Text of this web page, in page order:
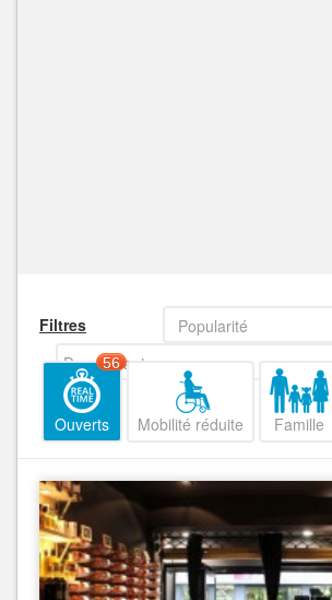
Filtres
Popularité
Decroissant
Ouverts
56
Mobilité réduite Famille